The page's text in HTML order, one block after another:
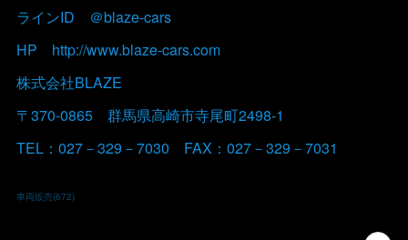
ラインID ＠blaze-cars
HP http://www.blaze-cars.com
株式会社BLAZE
〒370-0865 群馬県高崎市寺尾町2498-1
TEL：027－329－7030 FAX：027－329－7031
車両販売(672)